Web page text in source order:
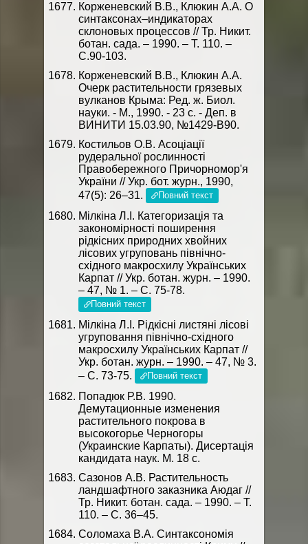
Корженевский В.В., Клюкин А.А. О
синтаксонах–индикаторах
склоновых процессов // Тр. Никит.
ботан. сада. – 1990. – Т. 110. –
С.90-103.
Корженевский В.В., Клюкин А.А.
Очерк растительности грязевых
вулканов Крыма: Ред. ж. Биол.
науки. - М., 1990. - 23 с. - Деп. в
ВИНИТИ 15.03.90, №1429-В90.
Костильов О.В. Асоціації
рудеральної рослинності
Правобережного Причорномор'я
України // Укр. бот. журн., 1990,
47(5): 26–31.
Повний текст
Мілкіна Л.І. Категоризація та
закономірності поширення
рідкісних природних хвойних
лісових угруповань північно-
східного макросхилу Українських
Карпат // Укр. ботан. журн. – 1990.
– 47, № 1. – С. 75-78.
Повний текст
Мілкіна Л.І. Рідкісні листяні лісові
угруповання північно-східного
макросхилу Українських Карпат //
Укр. ботан. журн. – 1990. – 47, № 3.
– С. 73-75.
Повний текст
Попадюк Р.В. 1990.
Демутационные изменения
растительного покрова в
высокогорье Черногоры
(Украинские Карпаты). Дисертація
кандидата наук. М. 18 с.
Сазонов А.В. Растительность
ландшафтного заказника Аюдаг //
Тр. Никит. ботан. сада. – 1990. – Т.
110. – С. 36–45.
Соломаха В.А. Синтаксономія